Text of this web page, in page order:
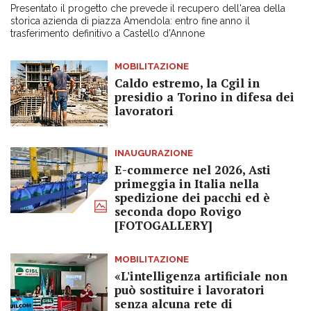
Presentato il progetto che prevede il recupero dell'area della
storica azienda di piazza Amendola: entro fine anno il
trasferimento definitivo a Castello d'Annone
MOBILITAZIONE
Caldo estremo, la Cgil in
presidio a Torino in difesa dei
lavoratori
INAUGURAZIONE
E-commerce nel 2026, Asti
primeggia in Italia nella
spedizione dei pacchi ed è
seconda dopo Rovigo
[FOTOGALLERY]
MOBILITAZIONE
«L'intelligenza artificiale non
può sostituire i lavoratori
senza alcuna rete di